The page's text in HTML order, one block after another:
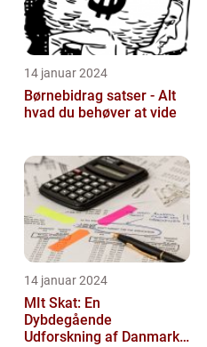
14 januar 2024
Børnebidrag satser - Alt
hvad du behøver at vide
14 januar 2024
MIt Skat: En
Dybdegående
Udforskning af Danmarks